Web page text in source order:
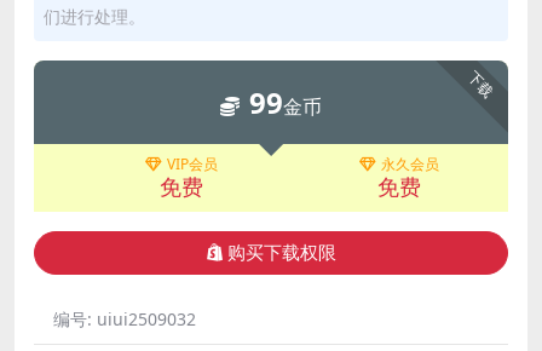
们进行处理。
下载
99金币
VIP会员
免费
永久会员
免费
购买下载权限
编号: uiui2509032